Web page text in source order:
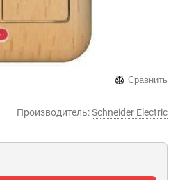
Сравнить
Производитель:Schneider Electric